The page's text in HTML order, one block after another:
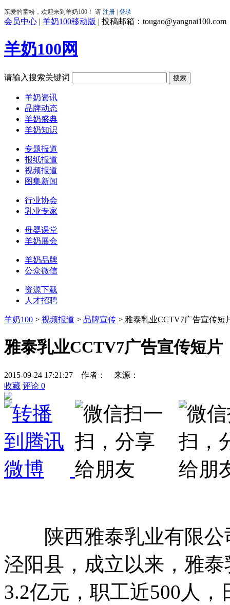
会员中心 | 羊奶100移动版 | 投稿邮箱：tougao@yangnai100.com
羊奶100网
请输入搜索关键词
羊奶资讯
品牌动态
羊奶盛典
羊奶知识
专题报道
报纸报道
视频报道
图集新闻
行业协会
乳业专家
母婴课堂
羊奶展会
羊奶品牌
公众微信
资源下载
人才招聘
羊奶100 > 视频报道 > 品牌宣传 > 雅泰乳业CCTV7广告宣传短
雅泰乳业CCTV7广告宣传短片
2015-09-24 17:21:27 作者：
来源：
收藏 评论 0
陕西雅泰乳业有限公
泾阳县，成立以来，雅
3.2亿元，职工近500人